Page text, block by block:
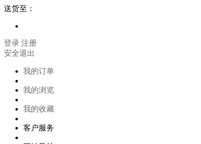
送货至：
登录 注册
安全退出
我的订单
我的浏览
我的收藏
客户服务